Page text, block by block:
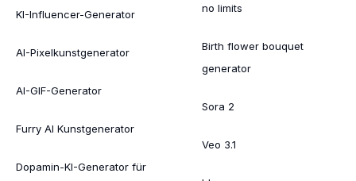
KI-Influencer-Generator
AI-Pixelkunstgenerator
AI-GIF-Generator
Furry AI Kunstgenerator
Dopamin-KI-Generator für
no limits
Birth flower bouquet
generator
Sora 2
Veo 3.1